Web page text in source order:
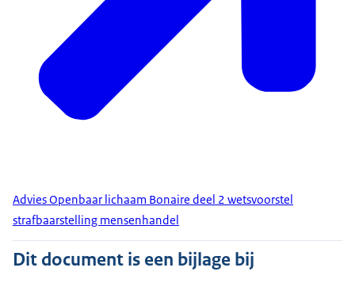
Advies Openbaar lichaam Bonaire deel 2 wetsvoorstel
strafbaarstelling mensenhandel
Dit document is een bijlage bij